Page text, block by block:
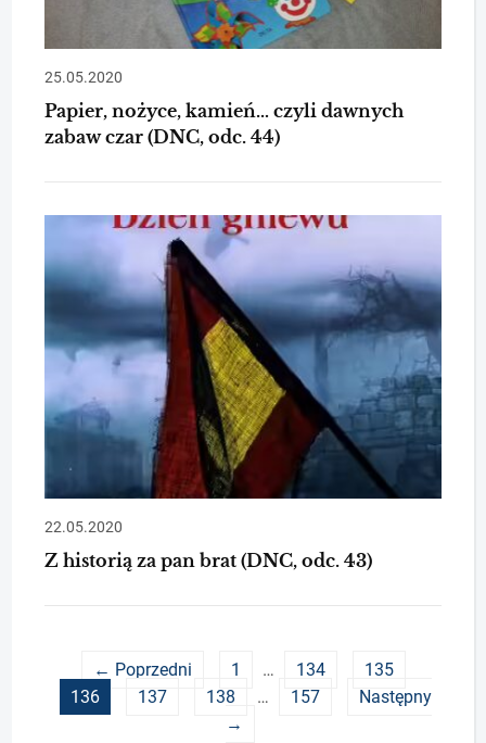
25.05.2020
Papier, nożyce, kamień… czyli dawnych
zabaw czar (DNC, odc. 44)
22.05.2020
Z historią za pan brat (DNC, odc. 43)
← Poprzedni 1 … 134
135
136
137 138 … 157
Następny
→